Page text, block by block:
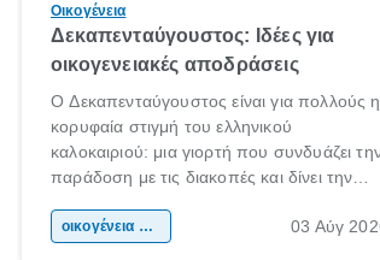
Οικογένεια
Δεκαπενταύγουστος: Ιδέες για
οικογενειακές αποδράσεις
Ο Δεκαπενταύγουστος είναι για πολλούς η
κορυφαία στιγμή του ελληνικού
καλοκαιριού: μια γιορτή που συνδυάζει
παράδοση με τις διακοπές και δίνει την
χώρας. Είτε πρόκειται για λίγες μέρες
οικογένεια & παιδί 03 Αύγ